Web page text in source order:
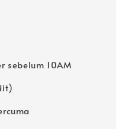
sebelum 10AM